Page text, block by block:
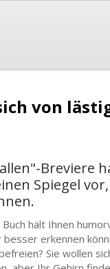
von
Breviere
Spiegel
hält Ihnen
erkennen
Sie wollen